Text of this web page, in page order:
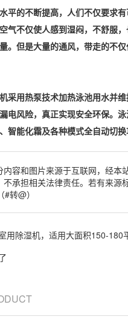
平的不断提高，人们不仅要求
气不仅使人感到湿闷，不舒服
。但是大量的通风，带走的不
采用热泵技术加热泳池用水并
电风险，真正实现安全环保。
智能化霜及各种模式全自动切换
内容和图片来源于互联网，经
承担相关法律责任。若有来源
转@）
用除湿机，适用大面积150-180